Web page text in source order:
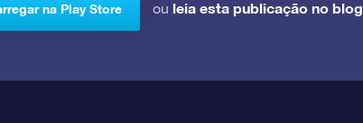
na Play Store ou leia esta publicação no blog